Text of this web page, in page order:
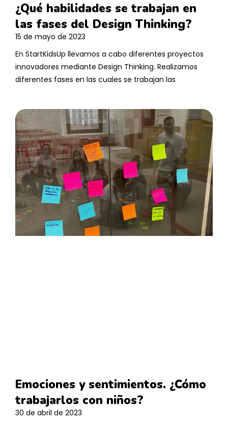
¿Qué habilidades se trabajan en
las fases del Design Thinking?
15 de mayo de 2023
En StartKidsUp llevamos a cabo diferentes proyectos
innovadores mediante Design Thinking. Realizamos
diferentes fases en las cuales se trabajan las
Emociones y sentimientos. ¿Cómo
trabajarlos con niños?
30 de abril de 2023